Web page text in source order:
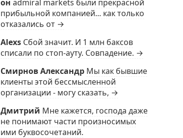
он admiral markets были прекрасной
прибыльной компанией... как только
отказались от →
Alexs Сбой значит. И 1 млн баксов
списали по стоп-ауту. Совпадение. →
Смирнов Александр Мы как бывшие
клиенты этой бессмысленной
организации - могу сказать, →
Дмитрий Мне кажется, господа даже
не понимают части произносимых
ими буквосочетаний.